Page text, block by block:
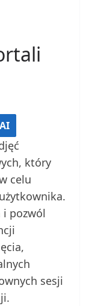
który
celu
i pozwól
sesji